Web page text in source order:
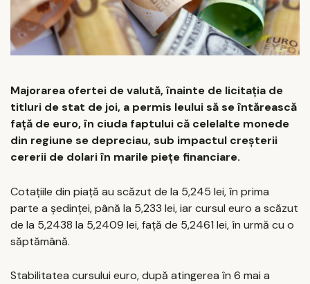
Majorarea ofertei de valută, înainte de licitația de
titluri de stat de joi, a permis leului să se întărească
față de euro, în ciuda faptului că celelalte monede
din regiune se depreciau, sub impactul creșterii
cererii de dolari în marile piețe financiare.
Cotațiile din piață au scăzut de la 5,245 lei, în prima
parte a ședinței, până la 5,233 lei, iar cursul euro a scăzut
de la 5,2438 la 5,2409 lei, față de 5,2461 lei, în urmă cu o
săptămână.
Stabilitatea cursului euro, după atingerea în 6 mai a